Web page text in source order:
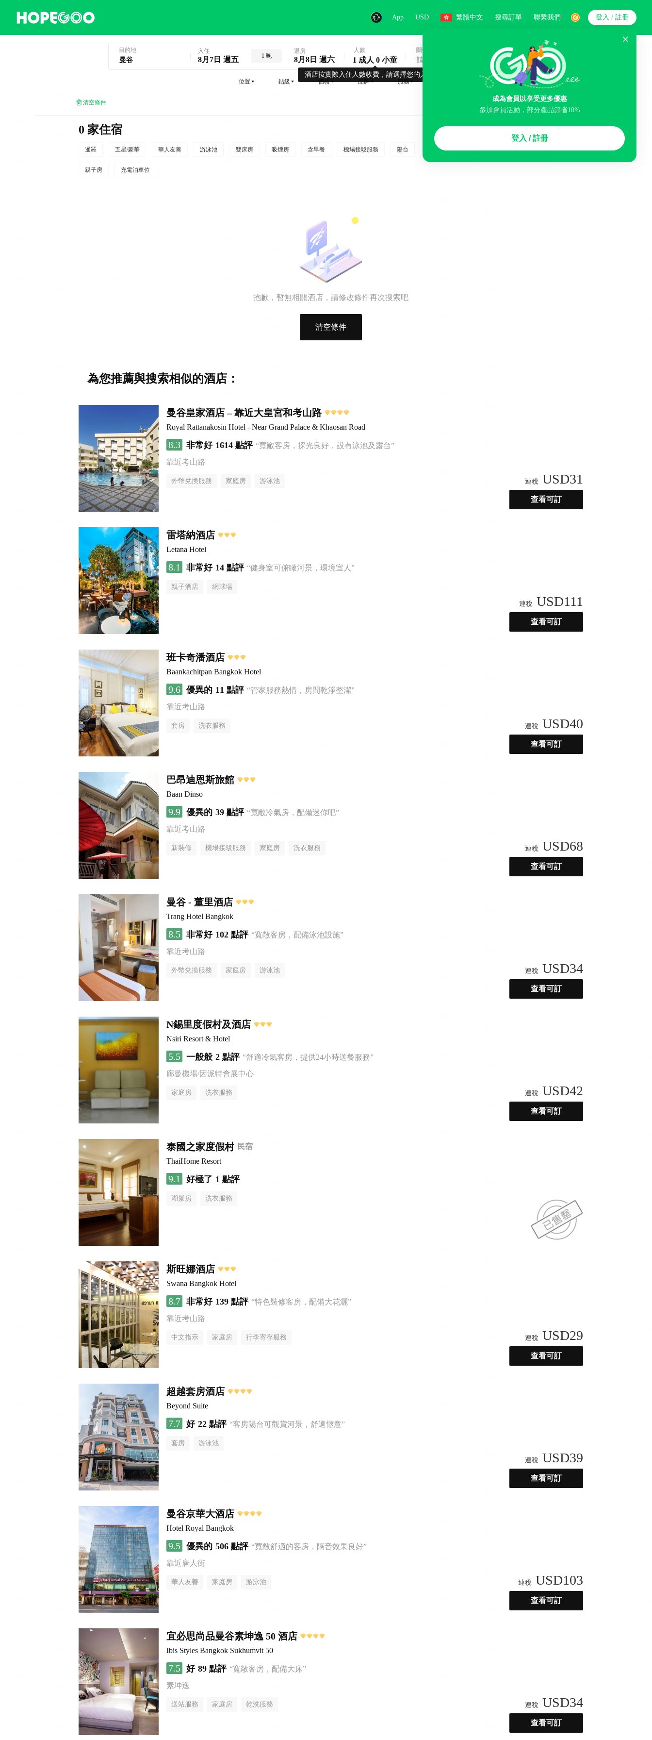
App USD 繁體中文 搜尋訂單 聯繫我們
成為會員以享受更多優惠
參加會員活動，部分產品節省10%
登入 / 註冊
登入 / 註冊
目的地 入住
8月7日 週五 1 晚
退房
8月8日 週六
酒店按實際入住人數收費，請選擇您的入住人數
人數
1 成人 0 小童
關鍵字
搜索
位置 鉆級 價格 品牌 服務
清空條件
0 家住宿
暹羅 五星/豪華 華人友善 游泳池 雙床房 吸煙房 含早餐 機場接駁服務 陽台 行李寄存服務 免費取消 民宿 泊車場
親子房 充電泊車位
抱歉，暫無相關酒店，請修改條件再次搜索吧
清空條件
為您推薦與搜索相似的酒店：
曼谷皇家酒店 – 靠近大皇宮和考山路
Royal Rattanakosin Hotel - Near Grand Palace & Khaosan Road
8.3 非常好 1614 點評 “寬敞客房，採光良好，設有泳池及露台”
靠近考山路
外幣兌換服務 家庭房 游泳池 連稅 USD31
查看可訂
雷塔納酒店
Letana Hotel
8.1 非常好 14 點評 “健身室可俯瞰河景，環境宜人”
親子酒店 網球場
連稅 USD111
查看可訂
班卡奇潘酒店
Baankachitpan Bangkok Hotel
9.6 優異的 11 點評 “管家服務熱情，房間乾淨整潔”
靠近考山路
套房 洗衣服務 連稅 USD40
查看可訂
巴昂迪恩斯旅館
Baan Dinso
9.9 優異的 39 點評 “寬敞冷氣房，配備迷你吧”
靠近考山路
新裝修 機場接駁服務 家庭房 洗衣服務 連稅 USD68
查看可訂
曼谷 - 董里酒店
Trang Hotel Bangkok
8.5 非常好 102 點評 “寬敞客房，配備泳池設施”
靠近考山路
外幣兌換服務 家庭房 游泳池 連稅 USD34
查看可訂
N錫里度假村及酒店
Nsiri Resort & Hotel
5.5 一般般 2 點評 “舒適冷氣客房，提供24小時送餐服務”
廊曼機場/因派特會展中心
家庭房 洗衣服務 連稅 USD42
查看可訂
泰國之家度假村 民宿
ThaiHome Resort
9.1 好極了 1 點評
湖景房 洗衣服務
斯旺娜酒店
Swana Bangkok Hotel
8.7 非常好 139 點評 “特色裝修客房，配備大花灑”
靠近考山路
中文指示 家庭房 行李寄存服務 連稅 USD29
查看可訂
超越套房酒店
Beyond Suite
7.7 好 22 點評 “客房陽台可觀賞河景，舒適愜意”
套房 游泳池
連稅 USD39
查看可訂
曼谷京華大酒店
Hotel Royal Bangkok
9.5 優異的 506 點評 “寬敞舒適的客房，隔音效果良好”
靠近唐人街
華人友善 家庭房 游泳池 連稅 USD103
查看可訂
宜必思尚品曼谷素坤逸 50 酒店
Ibis Styles Bangkok Sukhumvit 50
7.5 好 89 點評 “寬敞客房，配備大床”
素坤逸
送站服務 家庭房 乾洗服務 連稅 USD34
查看可訂